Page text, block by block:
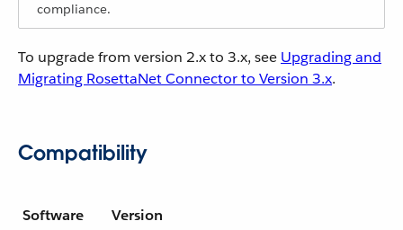
compliance.
To upgrade from version 2.x to 3.x, see Upgrading and
Migrating RosettaNet Connector to Version 3.x.
Compatibility
Software
Version